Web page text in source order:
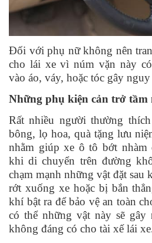
Đối với phụ nữ không nên
cho lái xe vì núm vặn này
vào áo, váy, hoặc tóc gây
Những phụ kiện cản trở tầm
Rất nhiều người thường
bông, lọ hoa, quà tặng lưu
nhằm giúp xe ô tô bớt nhàm
khi di chuyển trên đường
chạm mạnh những vật đặt sau
rớt xuống xe hoặc bị bắn
khí bật ra để bảo vệ an toàn
có thể những vật này sẽ gây
không đáng có cho tài xế lái